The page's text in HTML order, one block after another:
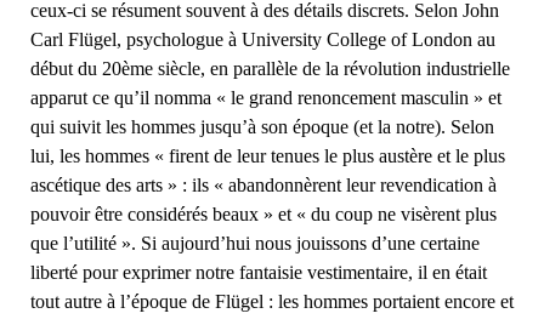
ceux-ci se résument souvent à des détails discrets. Selon John
Carl Flügel, psychologue à University College of London au
début du 20ème siècle, en parallèle de la révolution industrielle
apparut ce qu’il nomma « le grand renoncement masculin » et
qui suivit les hommes jusqu’à son époque (et la notre). Selon
lui, les hommes « firent de leur tenues le plus austère et le plus
ascétique des arts » : ils « abandonnèrent leur revendication à
pouvoir être considérés beaux » et « du coup ne visèrent plus
que l’utilité ». Si aujourd’hui nous jouissons d’une certaine
liberté pour exprimer notre fantaisie vestimentaire, il en était
tout autre à l’époque de Flügel : les hommes portaient encore et